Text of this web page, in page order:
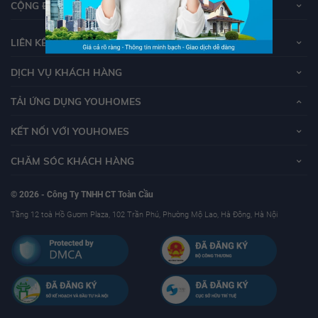
CỘNG ĐỒNG YOUHOMERS
LIÊN KẾT
DỊCH VỤ KHÁCH HÀNG
TẢI ỨNG DỤNG YOUHOMES
KẾT NỐI VỚI YOUHOMES
CHĂM SÓC KHÁCH HÀNG
© 2026 - Công Ty TNHH CT Toàn Cầu
Tầng 12 toà Hồ Gươm Plaza, 102 Trần Phú, Phường Mộ Lao, Hà Đông, Hà Nội